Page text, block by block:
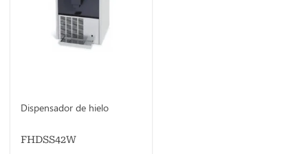
Dispensador de hielo
FHDSS42W